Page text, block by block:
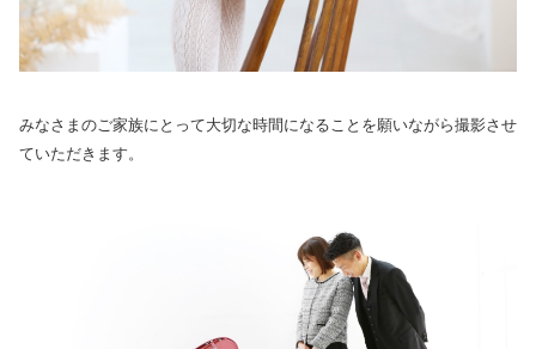
みなさまのご家族にとって大切な時間になることを願いながら撮影させ
ていただきます。